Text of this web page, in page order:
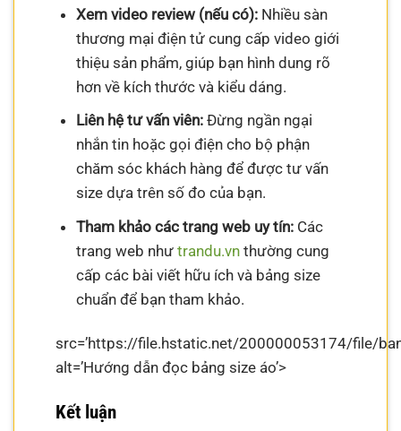
Xem video review (nếu có):Nhiều sàn
thương mại điện tử cung cấp video giới
thiệu sản phẩm, giúp bạn hình dung rõ
hơn về kích thước và kiểu dáng.
Liên hệ tư vấn viên:Đừng ngần ngại
nhắn tin hoặc gọi điện cho bộ phận
chăm sóc khách hàng để được tư vấn
size dựa trên số đo của bạn.
Tham khảo các trang web uy tín:Các
trang web như trandu.vnthường cung
cấp các bài viết hữu ích và bảng size
chuẩn để bạn tham khảo.
src=’https://file.hstatic.net/200000053174/file/
alt=’Hướng dẫn đọc bảng size áo’>
Kết luận